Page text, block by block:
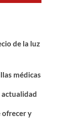
de la luz
médicas
actualidad
ofrecer y